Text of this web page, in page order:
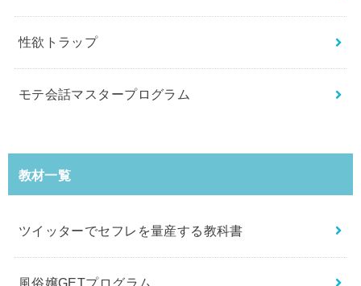
性欲トラップ
モテ会話マスタープログラム
教材一覧
ツイッターでセフレを量産する教科書
風俗嬢GETプログラム